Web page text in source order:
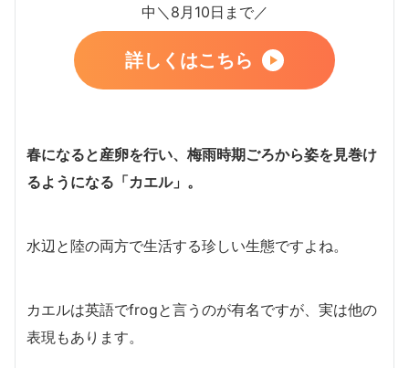
中＼8月10日まで／
詳しくはこちら
春になると産卵を行い、梅雨時期ごろから姿を見巻け
るようになる「カエル」。
水辺と陸の両方で生活する珍しい生態ですよね。
カエルは英語でfrogと言うのが有名ですが、実は他の
表現もあります。